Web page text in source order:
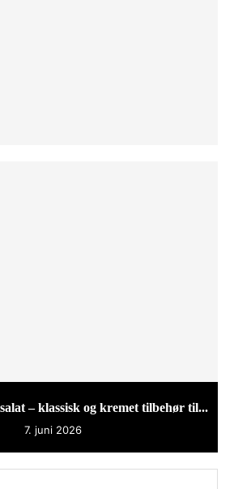
– klassisk og kremet tilbehør til...
7. juni 2026